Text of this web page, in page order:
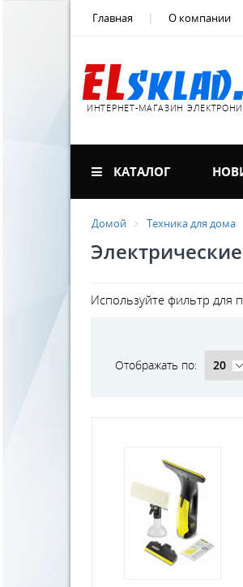
Главная О компании
ИНТЕРНЕТ-МАГАЗИН
КАТАЛОГ
Домой Техника для дома
Используйте фильтр для
Отображать по: